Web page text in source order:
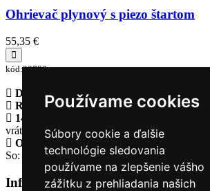
Používame cookies
Súbory cookie a ďalšie
technológie sledovania
používame na zlepšenie vášho
zážitku z prehliadania našich
Ohrievač plynový s piezo štartom
55,35 €
kód:33793
Doprava zadarmo
pri objednávke nad 230€
Rýchle dodanieTovar Vám odošleme do
14 Dní na vrátenie tovaru
Ak Vám tovar
vrátiť
Otvorené celý týždeň
So: 9:00 - 12:00
Informácie+